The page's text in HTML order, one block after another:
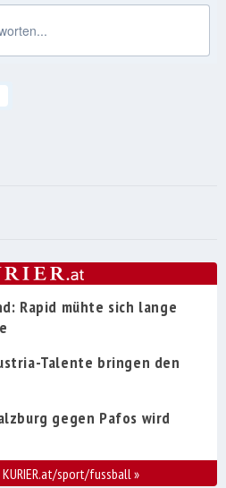
Rapid mühte sich lange
Talente bringen den
gegen Pafos wird
sport/fussball»